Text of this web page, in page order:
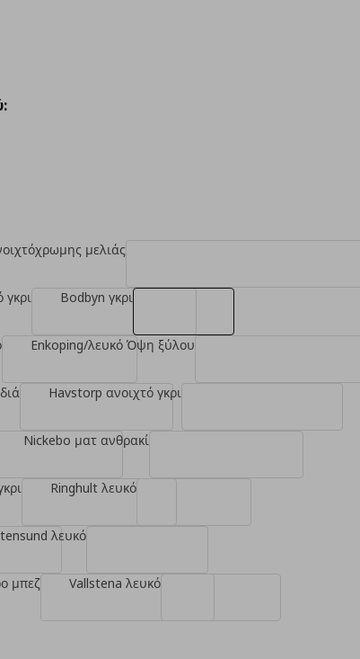
μελιάς
γκρι Bodbyn γκρι
Enkoping/λευκό Όψη ξύλου
Havstorp ανοιχτό γκρι
Nickebo ματ ανθρακί
Ringhult λευκό
λευκό
μπεζ Vallstena λευκό